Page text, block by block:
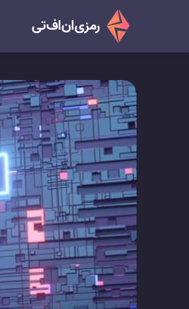
رمزی‌ان‌اف‌‌تی